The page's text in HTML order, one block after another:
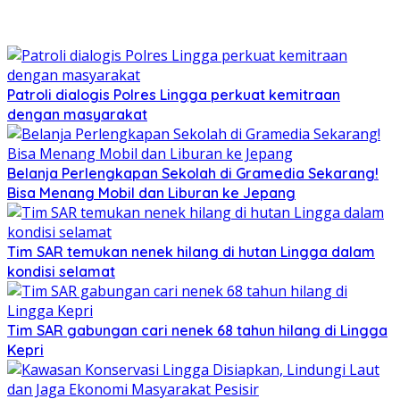
Patroli dialogis Polres Lingga perkuat kemitraan
dengan masyarakat
Belanja Perlengkapan Sekolah di Gramedia Sekarang!
Bisa Menang Mobil dan Liburan ke Jepang
Tim SAR temukan nenek hilang di hutan Lingga dalam
kondisi selamat
Tim SAR gabungan cari nenek 68 tahun hilang di Lingga
Kepri